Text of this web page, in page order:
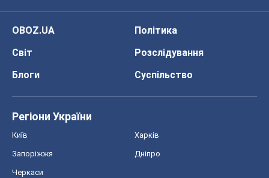
OBOZ.UA
Політика
Світ
Розслідування
Блоги
Суспільство
Регіони України
Київ Харків
Запоріжжя Дніпро
Черкаси